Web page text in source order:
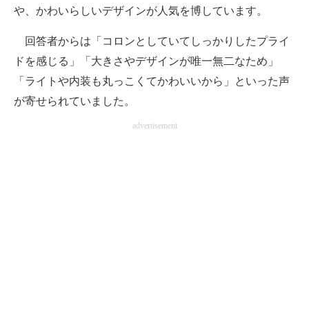
や、かわいらしいデザインが人気を博しています。
回答者からは「コロンとしていてしっかりしたプライ
ドを感じる」「大きさやデザインが唯一無二なため」
「ライトや内装も丸っこくてかわいいから」といった声
が寄せられていました。
advertisement